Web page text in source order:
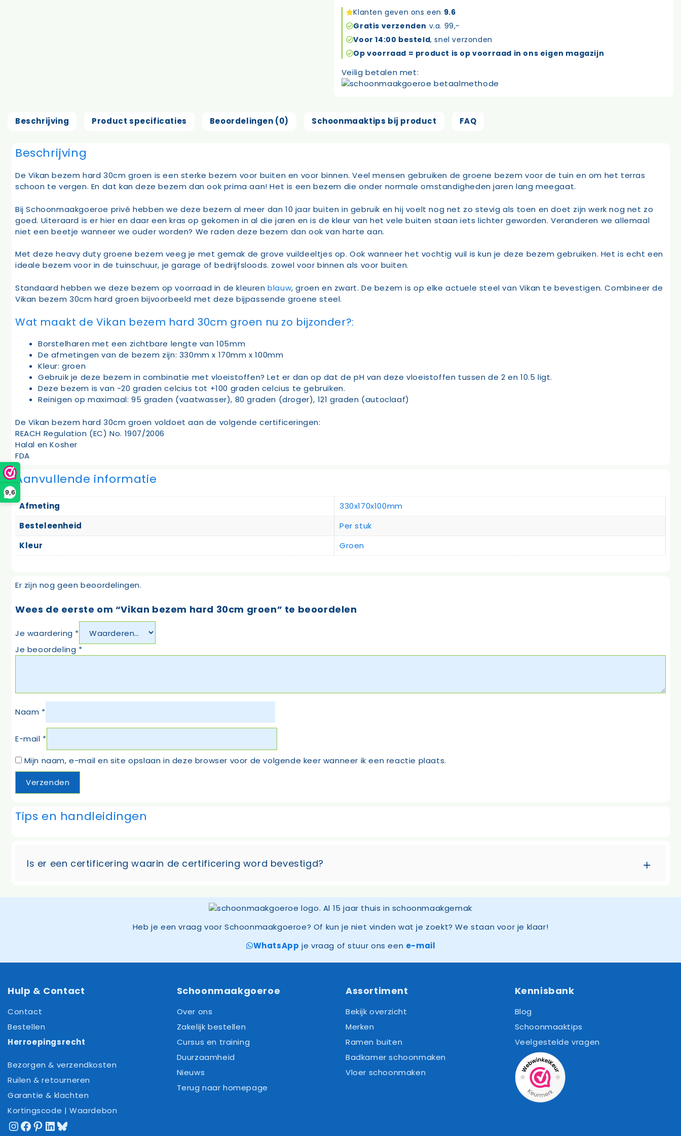
9,6
hard
30cm
groen
aantal
Klanten geven ons een 9.6
Gratis verzenden v.a. 99,-
Voor 14:00 besteld, snel verzonden
Op voorraad = product is op voorraad in ons eigen magazijn
Veilig betalen met:
Beschrijving Product specificaties Beoordelingen (0) Schoonmaaktips bij product FAQ
Beschrijving
De Vikan bezem hard 30cm groen is een sterke bezem voor buiten en voor binnen. Veel mensen gebruiken de groene bezem voor de tuin en om het terras
schoon te vergen. En dat kan deze bezem dan ook prima aan! Het is een bezem die onder normale omstandigheden jaren lang meegaat.
Bij Schoonmaakgoeroe privé hebben we deze bezem al meer dan 10 jaar buiten in gebruik en hij voelt nog net zo stevig als toen en doet zijn werk nog net zo
goed. Uiteraard is er hier en daar een kras op gekomen in al die jaren en is de kleur van het vele buiten staan iets lichter geworden. Veranderen we allemaal
niet een beetje wanneer we ouder worden? We raden deze bezem dan ook van harte aan.
Met deze heavy duty groene bezem veeg je met gemak de grove vuildeeltjes op. Ook wanneer het vochtig vuil is kun je deze bezem gebruiken. Het is echt een
ideale bezem voor in de tuinschuur, je garage of bedrijfsloods. zowel voor binnen als voor buiten.
Standaard hebben we deze bezem op voorraad in de kleurenblauw, groen en zwart. De bezem is op elke actuele steel van Vikan te bevestigen. Combineer de
Vikan bezem 30cm hard groen bijvoorbeeld met deze bijpassende groene steel.
Wat maakt de Vikan bezem hard 30cm groen nu zo bijzonder?:
Borstelharen met een zichtbare lengte van 105mm
De afmetingen van de bezem zijn: 330mm x 170mm x 100mm
Kleur: groen
Gebruik je deze bezem in combinatie met vloeistoffen? Let er dan op dat de pH van deze vloeistoffen tussen de 2 en 10.5 ligt.
Deze bezem is van -20 graden celcius tot +100 graden celcius te gebruiken.
Reinigen op maximaal: 95 graden (vaatwasser), 80 graden (droger), 121 graden (autoclaaf)
De Vikan bezem hard 30cm groen voldoet aan de volgende certificeringen:
REACH Regulation (EC) No. 1907/2006
Halal en Kosher
FDA
Aanvullende informatie
Afmeting
330x170x100mm
Besteleenheid
Per stuk
Kleur
Groen
Er zijn nog geen beoordelingen.
Wees de eerste om “Vikan bezem hard 30cm groen” te beoordelen
Je waardering *
Je beoordeling *
Naam *
E-mail *
Mijn naam, e-mail en site opslaan in deze browser voor de volgende keer wanneer ik een reactie plaats.
Tips en handleidingen
Is er een certificering waarin de certificering word bevestigd?
Heb je een vraag voor Schoonmaakgoeroe? Of kun je niet vinden wat je zoekt? We staan voor je klaar!
WhatsApp je vraag of stuur ons een e-mail
Hulp & Contact
Contact
Bestellen
Herroepingsrecht
Bezorgen & verzendkosten
Ruilen & retourneren
Garantie & klachten
Kortingscode | Waardebon
Instagram
Facebook
Pinterest
LinkedIn
Bluesky
Schoonmaakgoeroe
Over ons
Zakelijk bestellen
Cursus en training
Duurzaamheid
Nieuws
Terug naar homepage
Assortiment
Bekijk overzicht
Merken
Ramen buiten
Badkamer schoonmaken
Vloer schoonmaken
Kennisbank
Blog
Schoonmaaktips
Veelgestelde vragen